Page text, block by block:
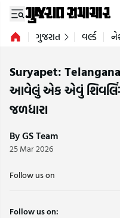
ગુજરાત વર્લ્ડ
Suryapet:
આવેલું એક એવું શિવલિંગ,
જળધારા
By GS Team
25 Mar 2026
Follow us on
Follow us on: